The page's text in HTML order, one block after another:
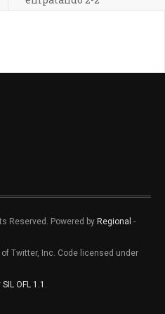
Reserved. Powered by Regional -
Twitter, Inc. Code licensed under
SIL OFL 1.1 .